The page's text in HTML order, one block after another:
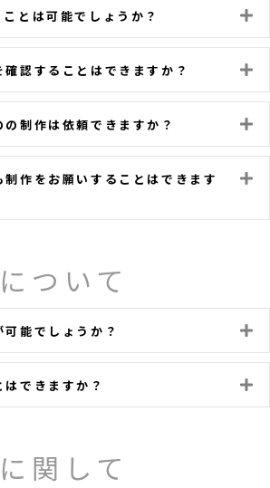
とは可能でしょうか？
認することはできますか？
制作は依頼できますか？
作をお願いすることはできます
ついて
能でしょうか？
できますか？
関して